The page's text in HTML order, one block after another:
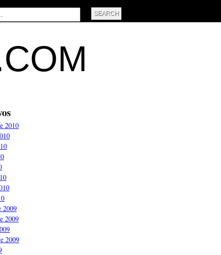
2010
2009
2009
2009